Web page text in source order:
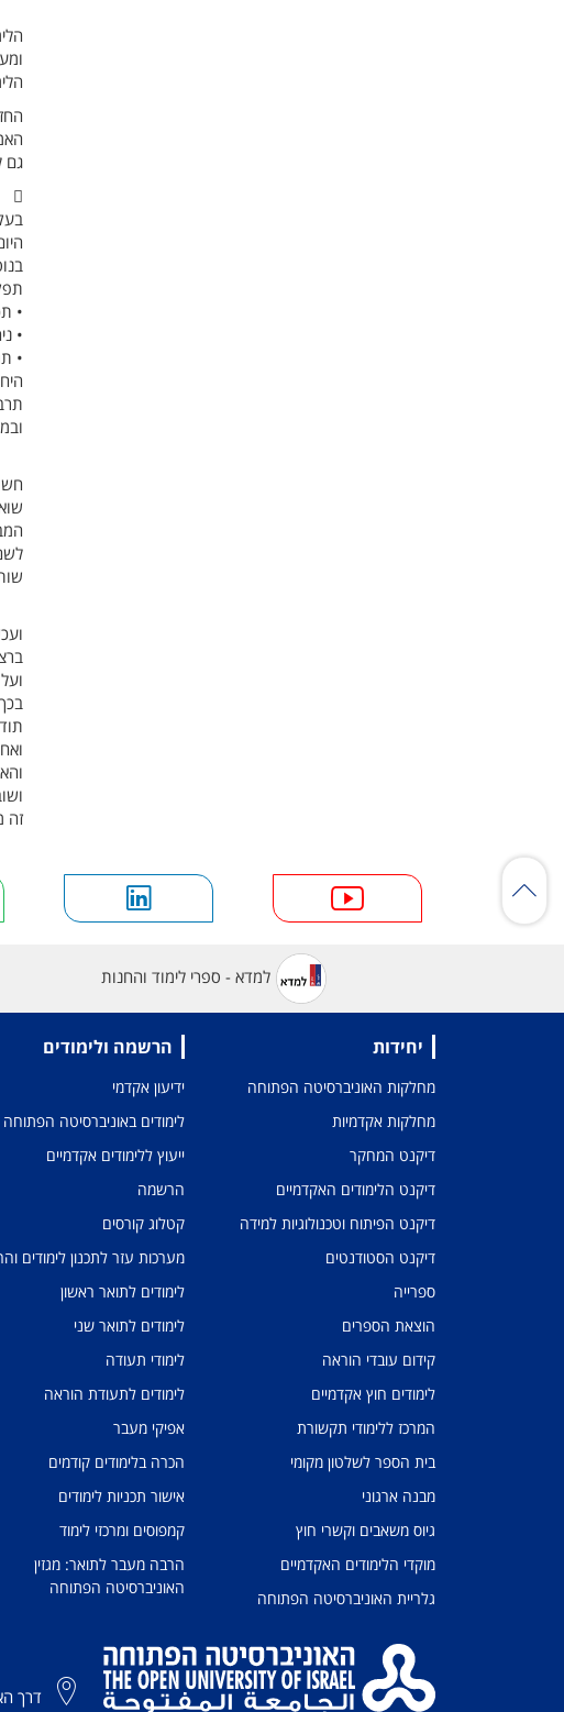
גם

•
•
•
זה
למדא - ספרי לימוד והחנות
יחידות
מחלקות האוניברסיטה הפתוחה
מחלקות אקדמיות
דיקנט המחקר
דיקנט הלימודים האקדמיים
דיקנט הפיתוח וטכנולוגיות למידה
דיקנט הסטודנטים
ספרייה
הוצאת הספרים
קידום עובדי הוראה
לימודים חוץ אקדמיים
המרכז ללימודי תקשורת
בית הספר לשלטון מקומי
מבנה ארגוני
גיוס משאבים וקשרי חוץ
מוקדי הלימודים האקדמיים
גלריית האוניברסיטה הפתוחה
הרשמה ולימודים
ידיעון אקדמי
לימודים באוניברסיטה הפתוחה
ייעוץ ללימודים אקדמיים
הרשמה
קטלוג קורסים
מערכות עזר לתכנון לימודים
לימודים לתואר ראשון
לימודים לתואר שני
לימודי תעודה
לימודים לתעודת הוראה
אפיקי מעבר
הכרה בלימודים קודמים
אישור תכניות לימודים
קמפוסים ומרכזי לימוד
הרבה מעבר לתואר: מגזין
האוניברסיטה הפתוחה
דרך